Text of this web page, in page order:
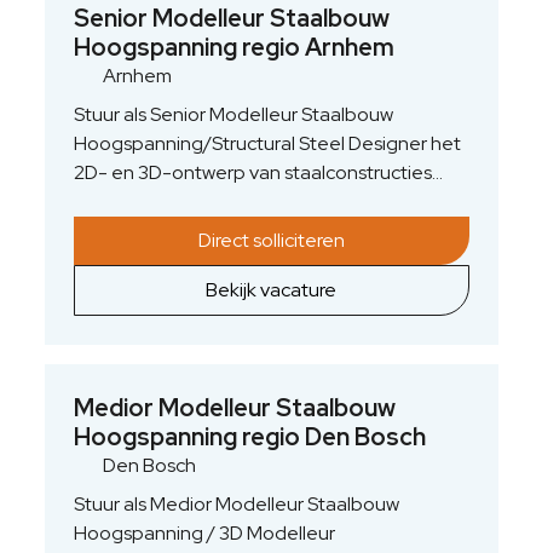
nauw samen met engineers uit
werktuigbouwkunde, civiele techniek en
bouwkunde en fungeert als inhoudelijk
aanspreekpunt binnen de staalbouw voor
hoogspanningsstations.
Senior Modelleur Staalbouw
Hoogspanning regio Arnhem
Arnhem
Stuur als Senior Modelleur Staalbouw
Hoogspanning/Structural Steel Designer het
2D- en 3D-ontwerp van staalconstructies
infrastructuur aan. Je vertaalt complexe
technische ontwerpen naar uitvoerbare
staalconstructies voor
hoogspanningsinstallaties en borgt de
impact op een betrouwbare
energievoorziening in Nederland. Je werkt
nauw samen met ervaren engineers uit
werktuigbouwkunde, civiele techniek en
bouwkunde en fungeert als inhoudelijk
Direct solliciteren
Bekijk vacature
Medior Modelleur Staalbouw
Hoogspanning regio Den Bosch
Den Bosch
Stuur als Medior Modelleur Staalbouw
Hoogspanning / 3D Modelleur